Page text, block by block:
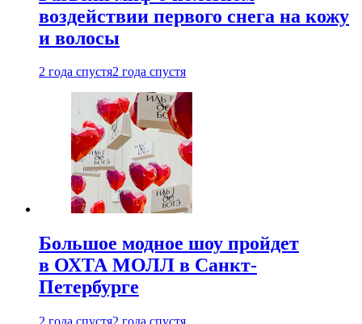
воздействии первого снега на кожу
и волосы
2 года спустя2 года спустя
Большое модное шоу пройдет
в ОХТА МОЛЛ в Санкт-
Петербурге